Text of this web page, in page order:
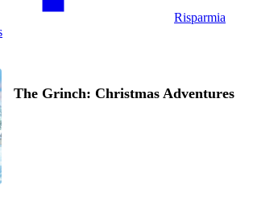
Risparmia
The Grinch: Christmas Adventures